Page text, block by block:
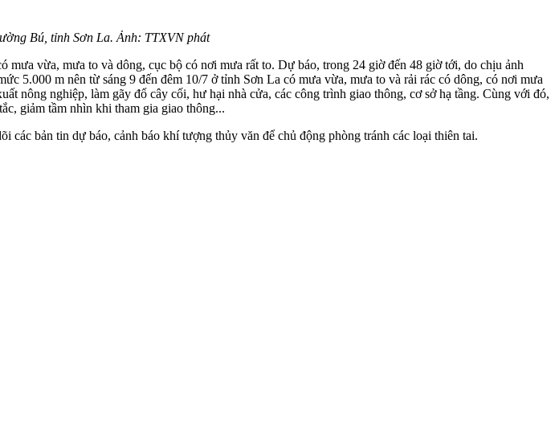
Bú, tỉnh Sơn La. Ảnh: TTXVN phát
vừa, mưa to và dông, cục bộ có nơi mưa rất to. Dự báo, trong 24 giờ đến 48 giờ tới, do chịu ảnh
5.000 m nên từ sáng 9 đến đêm 10/7 ở tỉnh Sơn La có mưa vừa, mưa to và rải rác có dông, có nơi mưa
nông nghiệp, làm gãy đổ cây cối, hư hại nhà cửa, các công trình giao thông, cơ sở hạ tầng. Cùng với đó,
giảm tầm nhìn khi tham gia giao thông...
bản tin dự báo, cảnh báo khí tượng thủy văn để chủ động phòng tránh các loại thiên tai.